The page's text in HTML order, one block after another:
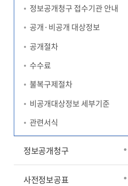
정보공개청구 접수기관 안내
공개·비공개 대상정보
공개절차
수수료
불복구제절차
비공개대상정보 세부기준
관련서식
정보공개청구
사전정보공표